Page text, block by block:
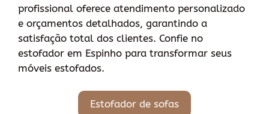
profissional oferece atendimento personalizado
e orçamentos detalhados, garantindo a
satisfação total dos clientes. Confie no
estofador em Espinho para transformar seus
móveis estofados.
Estofador de sofas